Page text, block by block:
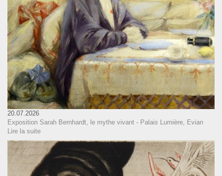
20.07.2026
Exposition Sarah Bernhardt, le mythe vivant - Palais Lumière, Evian
Lire la suite